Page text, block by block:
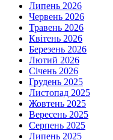
Липень 2026
Червень 2026
Травень 2026
Квітень 2026
Березень 2026
Лютий 2026
Січень 2026
Грудень 2025
Листопад 2025
Жовтень 2025
Вересень 2025
Серпень 2025
Липень 2025